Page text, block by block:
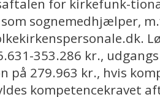
for kirkefunk-
sognemedhjælper,
353.286 kr.,
på 279.963 kr., hvis
kompetencekravet